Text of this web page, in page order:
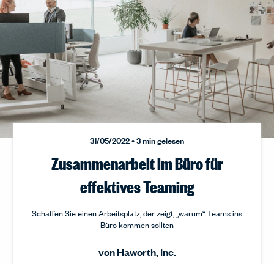
31/05/2022 • 3 min gelesen
Zusammenarbeit im Büro für
effektives Teaming
Schaffen Sie einen Arbeitsplatz, der zeigt, „warum“ Teams ins
Büro kommen sollten
vonHaworth, Inc.